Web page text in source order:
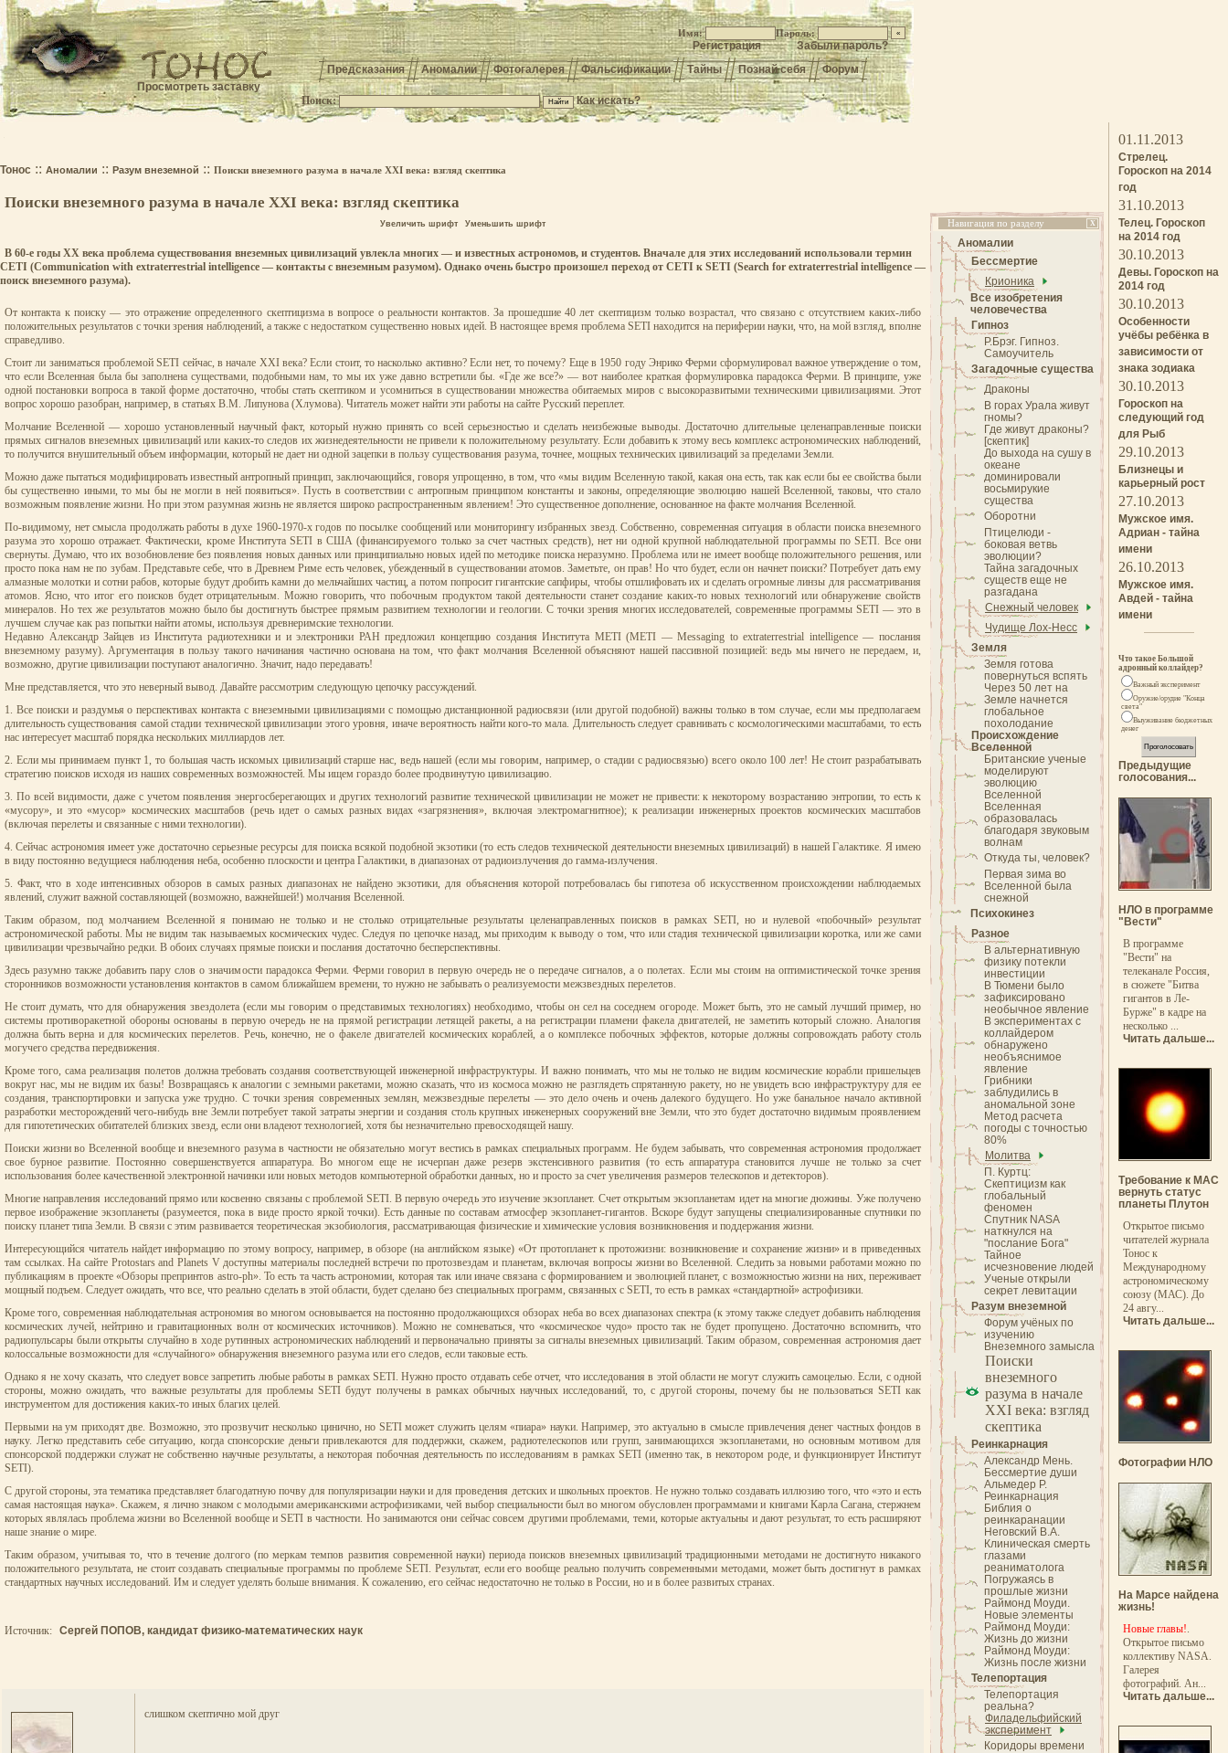
Имя: Пароль:
Регистрация
Забыли пароль?
Предсказания
Аномалии Фотогалерея Фальсификации Тайны Познай себя Форум
Поиск: Как искать?
Тонос :: Аномалии :: Разум внеземной :: Поиски внеземного разума в начале XXI века: взгляд скептика
Поиски внеземного разума в начале XXI века: взгляд скептика
Увеличить шрифт Уменьшить шрифт
В 60-е годы XX века проблема существования внеземных цивилизаций увлекла многих — и известных астрономов, и студентов. Вначале для этих исследований использовали термин
CETI (Communication with extraterrestrial intelligence — контакты с внеземным разумом). Однако очень быстро произошел переход от CETI к SETI (Search for еxtraterrestrial intelligence —
поиск внеземного разума).
От контакта к поиску — это отражение определенного скептицизма в вопросе о реальности контактов. За прошедшие 40 лет скептицизм только возрастал, что связано с отсутствием каких-либо
положительных результатов с точки зрения наблюдений, а также с недостатком существенно новых идей. В настоящее время проблема SETI находится на периферии науки, что, на мой взгляд, вполне
справедливо.
Стоит ли заниматься проблемой SETI сейчас, в начале XXI века? Если стоит, то насколько активно? Если нет, то почему? Еще в 1950 году Энрико Ферми сформулировал важное утверждение о том,
что если Вселенная была бы заполнена существами, подобными нам, то мы их уже давно встретили бы. «Где же все?» — вот наиболее краткая формулировка парадокса Ферми. В принципе, уже
одной постановки вопроса в такой форме достаточно, чтобы стать скептиком и усомниться в существовании множества обитаемых миров с высокоразвитыми техническими цивилизациями. Этот
вопрос хорошо разобран, например, в статьях В.М. Липунова (Хлумова). Читатель может найти эти работы на сайте Русский переплет.
Молчание Вселенной — хорошо установленный научный факт, который нужно принять со всей серьезностью и сделать неизбежные выводы. Достаточно длительные целенаправленные поиски
прямых сигналов внеземных цивилизаций или каких-то следов их жизнедеятельности не привели к положительному результату. Если добавить к этому весь комплекс астрономических наблюдений,
то получится внушительный объем информации, который не дает ни одной зацепки в пользу существования разума, точнее, мощных технических цивилизаций за пределами Земли.
Можно даже пытаться модифицировать известный антропный принцип, заключающийся, говоря упрощенно, в том, что «мы видим Вселенную такой, какая она есть, так как если бы ее свойства были
бы существенно иными, то мы бы не могли в ней появиться». Пусть в соответствии с антропным принципом константы и законы, определяющие эволюцию нашей Вселенной, таковы, что стало
возможным появление жизни. Но при этом разумная жизнь не является широко распространенным явлением! Это существенное дополнение, основанное на факте молчания Вселенной.
По-видимому, нет смысла продолжать работы в духе 1960-1970-х годов по посылке сообщений или мониторингу избранных звезд. Собственно, современная ситуация в области поиска внеземного
разума это хорошо отражает. Фактически, кроме Института SETI в США (финансируемого только за счет частных средств), нет ни одной крупной наблюдательной программы по SETI. Все они
свернуты. Думаю, что их возобновление без появления новых данных или принципиально новых идей по методике поиска неразумно. Проблема или не имеет вообще положительного решения, или
просто пока нам не по зубам. Представьте себе, что в Древнем Риме есть человек, убежденный в существовании атомов. Заметьте, он прав! Но что будет, если он начнет поиски? Потребует дать ему
алмазные молотки и сотни рабов, которые будут дробить камни до мельчайших частиц, а потом попросит гигантские сапфиры, чтобы отшлифовать их и сделать огромные линзы для рассматривания
атомов. Ясно, что итог его поисков будет отрицательным. Можно говорить, что побочным продуктом такой деятельности станет создание каких-то новых технологий или обнаружение свойств
минералов. Но тех же результатов можно было бы достигнуть быстрее прямым развитием технологии и геологии. С точки зрения многих исследователей, современные программы SETI — это в
лучшем случае как раз попытки найти атомы, используя древнеримские технологии.
Недавно Александр Зайцев из Института радиотехники и и электроники РАН предложил концепцию создания Института METI (METI — Messaging to extraterrestrial intelligence — послания
внеземному разуму). Аргументация в пользу такого начинания частично основана на том, что факт молчания Вселенной объясняют нашей пассивной позицией: ведь мы ничего не передаем, и,
возможно, другие цивилизации поступают аналогично. Значит, надо передавать!
Мне представляется, что это неверный вывод. Давайте рассмотрим следующую цепочку рассуждений.
1. Все поиски и раздумья о перспективах контакта с внеземными цивилизациями с помощью дистанционной радиосвязи (или другой подобной) важны только в том случае, если мы предполагаем
длительность существования самой стадии технической цивилизации этого уровня, иначе вероятность найти кого-то мала. Длительность следует сравнивать с космологическими масштабами, то есть
нас интересует масштаб порядка нескольких миллиардов лет.
2. Если мы принимаем пункт 1, то большая часть искомых цивилизаций старше нас, ведь нашей (если мы говорим, например, о стадии с радиосвязью) всего около 100 лет! Не стоит разрабатывать
стратегию поисков исходя из наших современных возможностей. Мы ищем гораздо более продвинутую цивилизацию.
3. По всей видимости, даже с учетом появления энергосберегающих и других технологий развитие технической цивилизации не может не привести: к некоторому возрастанию энтропии, то есть к
«мусору», и это «мусор» космических масштабов (речь идет о самых разных видах «загрязнения», включая электромагнитное); к реализации инженерных проектов космических масштабов
(включая перелеты и связанные с ними технологии).
4. Сейчас астрономия имеет уже достаточно серьезные ресурсы для поиска всякой подобной экзотики (то есть следов технической деятельности внеземных цивилизаций) в нашей Галактике. Я имею
в виду постоянно ведущиеся наблюдения неба, особенно плоскости и центра Галактики, в диапазонах от радиоизлучения до гамма-излучения.
5. Факт, что в ходе интенсивных обзоров в самых разных диапазонах не найдено экзотики, для объяснения которой потребовалась бы гипотеза об искусственном происхождении наблюдаемых
явлений, служит важной составляющей (возможно, важнейшей!) молчания Вселенной.
Таким образом, под молчанием Вселенной я понимаю не только и не столько отрицательные результаты целенаправленных поисков в рамках SETI, но и нулевой «побочный» результат
астрономической работы. Мы не видим так называемых космических чудес. Следуя по цепочке назад, мы приходим к выводу о том, что или стадия технической цивилизации коротка, или же сами
цивилизации чрезвычайно редки. В обоих случаях прямые поиски и послания достаточно бесперспективны.
Здесь разумно также добавить пару слов о значимости парадокса Ферми. Ферми говорил в первую очередь не о передаче сигналов, а о полетах. Если мы стоим на оптимистической точке зрения
сторонников возможности установления контактов в самом ближайшем времени, то нужно не забывать о реализуемости межзвездных перелетов.
Не стоит думать, что для обнаружения звездолета (если мы говорим о представимых технологиях) необходимо, чтобы он сел на соседнем огороде. Может быть, это не самый лучший пример, но
системы противоракетной обороны основаны в первую очередь не на прямой регистрации летящей ракеты, а на регистрации пламени факела двигателей, не заметить который сложно. Аналогия
должна быть верна и для космических перелетов. Речь, конечно, не о факеле двигателей космических кораблей, а о комплексе побочных эффектов, которые должны сопровождать работу столь
могучего средства передвижения.
Кроме того, сама реализация полетов должна требовать создания соответствующей инженерной инфраструктуры. И важно понимать, что мы не только не видим космические корабли пришельцев
вокруг нас, мы не видим их базы! Возвращаясь к аналогии с земными ракетами, можно сказать, что из космоса можно не разглядеть спрятанную ракету, но не увидеть всю инфраструктуру для ее
создания, транспортировки и запуска уже трудно. С точки зрения современных землян, межзвездные перелеты — это дело очень и очень далекого будущего. Но уже банальное начало активной
разработки месторождений чего-нибудь вне Земли потребует такой затраты энергии и создания столь крупных инженерных сооружений вне Земли, что это будет достаточно видимым проявлением
для гипотетических обитателей близких звезд, если они владеют технологией, хотя бы незначительно превосходящей нашу.
Поиски жизни во Вселенной вообще и внеземного разума в частности не обязательно могут вестись в рамках специальных программ. Не будем забывать, что современная астрономия продолжает
свое бурное развитие. Постоянно совершенствуется аппаратура. Во многом еще не исчерпан даже резерв экстенсивного развития (то есть аппаратура становится лучше не только за счет
использования более качественной электронной начинки или новых методов компьютерной обработки данных, но и просто за счет увеличения размеров телескопов и детекторов).
Многие направления исследований прямо или косвенно связаны с проблемой SETI. В первую очередь это изучение экзопланет. Счет открытым экзопланетам идет на многие дюжины. Уже получено
первое изображение экзопланеты (разумеется, пока в виде просто яркой точки). Есть данные по составам атмосфер экзопланет-гигантов. Вскоре будут запущены специализированные спутники по
поиску планет типа Земли. В связи с этим развивается теоретическая экзобиология, рассматривающая физические и химические условия возникновения и поддержания жизни.
Интересующийся читатель найдет информацию по этому вопросу, например, в обзоре (на английском языке) «От протопланет к протожизни: возникновение и сохранение жизни» и в приведенных
там ссылках. На сайте Protostars and Planets V доступны материалы последней встречи по протозвездам и планетам, включая вопросы жизни во Вселенной. Следить за новыми работами можно по
публикациям в проекте «Обзоры препринтов astro-ph». То есть та часть астрономии, которая так или иначе связана с формированием и эволюцией планет, с возможностью жизни на них, переживает
мощный подъем. Следует ожидать, что все, что реально сделать в этой области, будет сделано без специальных программ, связанных с SETI, то есть в рамках «стандартной» астрофизики.
Кроме того, современная наблюдательная астрономия во многом основывается на постоянно продолжающихся обзорах неба во всех диапазонах спектра (к этому также следует добавить наблюдения
космических лучей, нейтрино и гравитационных волн от космических источников). Можно не сомневаться, что «космическое чудо» просто так не будет пропущено. Достаточно вспомнить, что
радиопульсары были открыты случайно в ходе рутинных астрономических наблюдений и первоначально приняты за сигналы внеземных цивилизаций. Таким образом, современная астрономия дает
колоссальные возможности для «случайного» обнаружения внеземного разума или его следов, если таковые есть.
Однако я не хочу сказать, что следует вовсе запретить любые работы в рамках SETI. Нужно просто отдавать себе отчет, что исследования в этой области не могут служить самоцелью. Если, с одной
стороны, можно ожидать, что важные результаты для проблемы SETI будут получены в рамках обычных научных исследований, то, с другой стороны, почему бы не пользоваться SETI как
инструментом для достижения каких-то иных благих целей.
Первыми на ум приходят две. Возможно, это прозвучит несколько цинично, но SETI может служить целям «пиара» науки. Например, это актуально в смысле привлечения денег частных фондов в
науку. Легко представить себе ситуацию, когда спонсорские деньги привлекаются для поддержки, скажем, радиотелескопов или групп, занимающихся экзопланетами, но основным мотивом для
спонсорской поддержки служат не собственно научные результаты, а некоторая побочная деятельность по исследованиям в рамках SETI (именно так, в некотором роде, и функционирует Институт
SETI).
С другой стороны, эта тематика представляет благодатную почву для популяризации науки и для проведения детских и школьных проектов. Не нужно только создавать иллюзию того, что «это и есть
самая настоящая наука». Скажем, я лично знаком с молодыми американскими астрофизиками, чей выбор специальности был во многом обусловлен программами и книгами Карла Сагана, стержнем
которых являлась проблема жизни во Вселенной вообще и SETI в частности. Но занимаются они сейчас совсем другими проблемами, теми, которые актуальны и дают результат, то есть расширяют
наше знание о мире.
Таким образом, учитывая то, что в течение долгого (по меркам темпов развития современной науки) периода поисков внеземных цивилизаций традиционными методами не достигнуто никакого
положительного результата, не стоит создавать специальные программы по проблеме SETI. Результат, если его вообще реально получить современными методами, может быть достигнут в рамках
стандартных научных исследований. Им и следует уделять больше внимания. К сожалению, его сейчас недостаточно не только в России, но и в более развитых странах.
Источник: Сергей ПОПОВ, кандидат физико-математических наук
слишком скептично мой друг
Навигация по разделу X
Аномалии
Бессмертие
Крионика
Все изобретения
человечества
Гипноз
Р.Брэг. Гипноз.
Самоучитель
Загадочные существа
Драконы
В горах Урала живут
гномы?
Где живут драконы?
[скептик]
До выхода на сушу в
океане
доминировали
восьмирукие
существа
Оборотни
Птицелюди -
боковая ветвь
эволюции?
Тайна загадочных
существ еще не
разгадана
Снежный человек
Чудище Лох-Несс
Земля
Земля готова
повернуться вспять
Через 50 лет на
Земле начнется
глобальное
похолодание
Происхождение
Вселенной
Британские ученые
моделируют
эволюцию
Вселенной
Вселенная
образовалась
благодаря звуковым
волнам
Откуда ты, человек?
Первая зима во
Вселенной была
снежной
Психокинез
Разное
В альтернативную
физику потекли
инвестиции
В Тюмени было
зафиксировано
необычное явление
В экспериментах с
коллайдером
обнаружено
необъяснимое
явление
Грибники
заблудились в
аномальной зоне
Метод расчета
погоды с точностью
80%
Молитва
П. Куртц:
Скептицизм как
глобальный
феномен
Спутник NASA
наткнулся на
"послание Бога"
Тайное
исчезновение людей
Ученые открыли
секрет левитации
Разум внеземной
Форум учёных по
изучению
Внеземного замысла
Поиски
внеземного
разума в начале
XXI века: взгляд
скептика
Реинкарнация
Александр Мень.
Бессмертие души
Альмедер Р.
Реинкарнация
Библия о
реинкаранации
Неговский В.А.
Клиническая смерть
глазами
реаниматолога
Погружаясь в
прошлые жизни
Раймонд Моуди.
Новые элементы
Раймонд Моуди:
Жизнь до жизни
Раймонд Моуди:
Жизнь после жизни
Телепортация
Телепортация
реальна?
Филадельфийский
эксперимент
Коридоры времени
01.11.2013
Стрелец.
Гороскоп на 2014
год
31.10.2013
Телец. Гороскоп
на 2014 год
30.10.2013
Девы. Гороскоп на
2014 год
30.10.2013
Особенности
учёбы ребёнка в
зависимости от
знака зодиака
30.10.2013
Гороскоп на
следующий год
для Рыб
29.10.2013
Близнецы и
карьерный рост
27.10.2013
Мужское имя.
Адриан - тайна
имени
26.10.2013
Мужское имя.
Авдей - тайна
имени
Что такое Большой
адронный коллайдер?
Важный эксперимент
Оружие/орудие "Конца
света"
Выуживание бюджетных
денег
Предыдущие
голосования...
НЛО в программе
"Вести"
В программе
"Вести" на
телеканале Россия,
в сюжете "Битва
гигантов в Ле-
Бурже" в кадре на
несколько ...
Читать дальше...
Требование к МАС
вернуть статус
планеты Плутон
Открытое письмо
читателей журнала
Тонос к
Международному
астрономическому
союзу (МАС). До
24 авгу...
Читать дальше...
Фотографии НЛО
На Марсе найдена
жизнь!
Новые главы!.
Открытое письмо
коллективу NASA.
Галерея
фотографий. Ан...
Читать дальше...
Просмотреть заставку